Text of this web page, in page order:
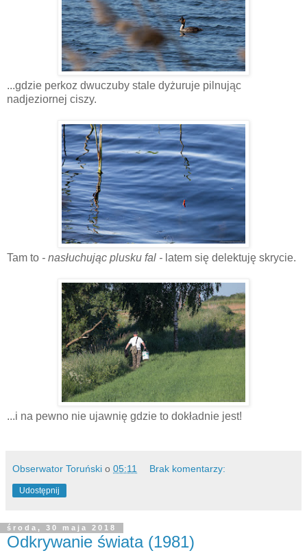
...gdzie perkoz dwuczuby stale dyżuruje pilnując
nadjeziornej ciszy.
Tam to - nasłuchując plusku fal - latem się delektuję skrycie.
...i na pewno nie ujawnię gdzie to dokładnie jest!
Obserwator Toruński o 05:11 Brak komentarzy:
Udostępnij
środa, 30 maja 2018
Odkrywanie świata (1981)